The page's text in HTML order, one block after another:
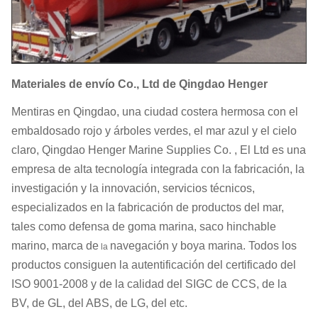
Ø
4500×9000L
4500 9000 19650
Materiales de envío Co., Ltd de Qingdao Henger
Mentiras en Qingdao, una ciudad costera hermosa con el
embaldosado rojo y árboles verdes, el mar azul y el cielo
claro, Qingdao Henger Marine Supplies Co. , El Ltd es una
empresa de alta tecnología integrada con la fabricación, la
investigación y la innovación, servicios técnicos,
especializados en la fabricación de productos del mar,
tales como defensa de goma marina, saco hinchable
marino, marca de la navegación y boya marina. Todos los
productos consiguen la autentificación del certificado del
ISO 9001-2008 y de la calidad del SIGC de CCS, de la
BV, de GL, del ABS, de LG, del etc.